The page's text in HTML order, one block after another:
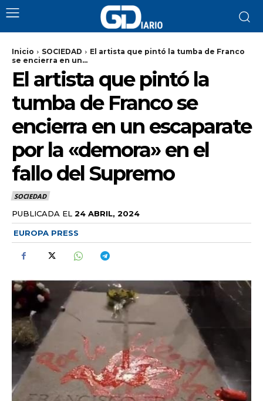
Inicio SOCIEDAD
El artista que pintó la tumba de Franco
se encierra en un...
El artista que pintó la
tumba de Franco se
encierra en un escaparate
por la «demora» en el
fallo del Supremo
SOCIEDAD
PUBLICADA EL 24 ABRIL, 2024
EUROPA PRESS